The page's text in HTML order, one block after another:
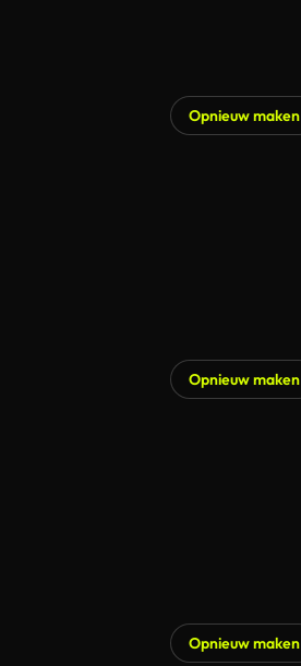
Opnieuw maken
Opnieuw maken
Opnieuw maken